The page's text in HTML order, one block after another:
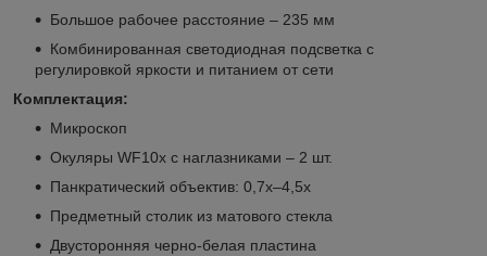
Большое рабочее расстояние – 235 мм
Комбинированная светодиодная подсветка с
регулировкой яркости и питанием от сети
Комплектация:
Микроскоп
Окуляры WF10x с наглазниками – 2 шт.
Панкратический объектив: 0,7x–4,5x
Предметный столик из матового стекла
Двусторонняя черно-белая пластина